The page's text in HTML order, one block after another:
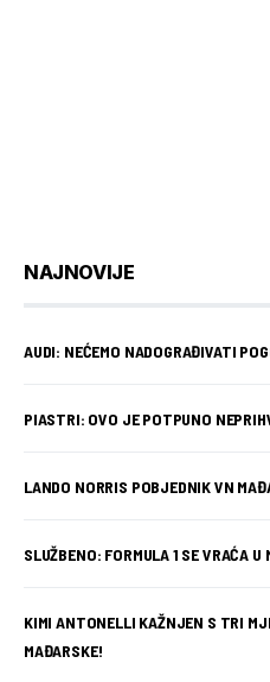
NAJNOVIJE
AUDI: NEĆEMO NADOGRAĐIVATI
PIASTRI: OVO JE POTPUNO
LANDO NORRIS POBJEDNIK VN
SLUŽBENO: FORMULA 1 SE VRAĆA U
KIMI ANTONELLI KAŽNJEN S TRI
MAĐARSKE!